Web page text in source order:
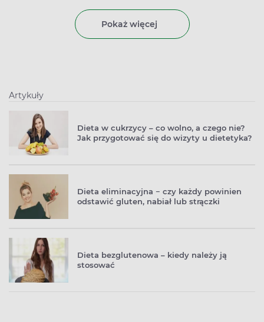
analizie poddawane są zawarte w krwi elementy
morfotyczne – erytrocyty, leukocyty i trombocyty. Pełna
wersja badania wzbogacona jest o opis tzw. wskaźników
Pokaż więcej
Artykuły
Dieta w cukrzycy – co wolno, a czego nie?
Jak przygotować się do wizyty u dietetyka?
Dieta eliminacyjna − czy każdy powinien
odstawić gluten, nabiał lub strączki
Dieta bezglutenowa – kiedy należy ją
stosować